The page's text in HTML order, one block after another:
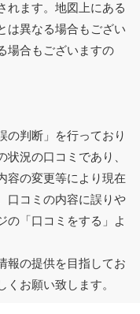
れます。地図上にある
は異なる場合もござい
場合もございますの
の判断」を行っており
況の口コミであり、
容の変更等により現在
口コミの内容に誤りや
の「口コミをする」よ
報の提供を目指してお
お願い致します。